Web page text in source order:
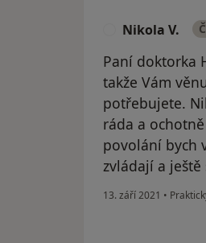
Nikola V.
Paní doktorka
takže Vám
potřebujete.
ráda a
povolání bych
zvládají a ještě
13. září 2021 •